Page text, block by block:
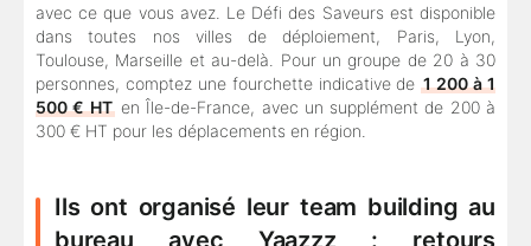
avec ce que vous avez. Le Défi des Saveurs est disponible
dans toutes nos villes de déploiement, Paris, Lyon,
Toulouse, Marseille et au-delà. Pour un groupe de 20 à 30
personnes, comptez une fourchette indicative de1 200 à 1
500 € HTen Île-de-France, avec un supplément de 200 à
300 € HT pour les déplacements en région.
Ils ont organisé leur team building au
bureau avec Yaazzz : retours